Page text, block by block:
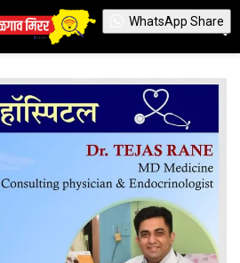
WhatsApp Share